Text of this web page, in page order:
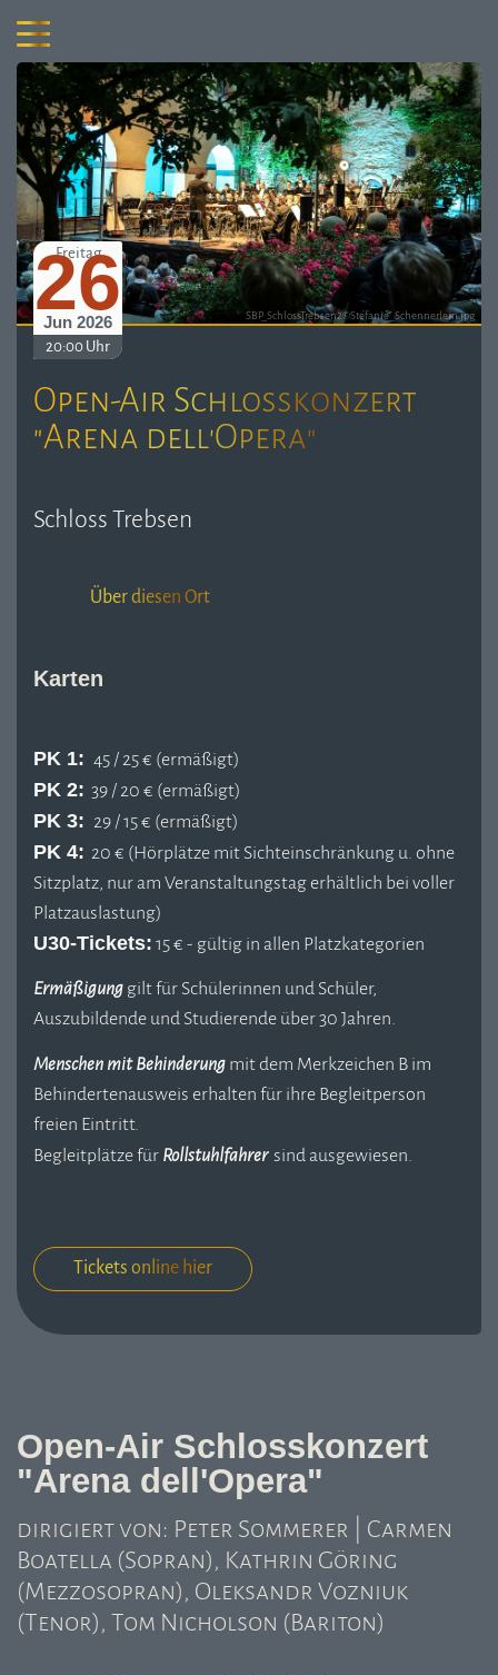
SBP_SchlossTrebsen2©Stefanie_Schennerlein.jpg
Freitag
26
Jun 2026
20:00 Uhr
Open-Air Schlosskonzert
"Arena dell'Opera"
Schloss Trebsen
Über diesen Ort
Karten
PK 1: 45 / 25 € (ermäßigt)
PK 2: 39 / 20 € (ermäßigt)
PK 3: 29 / 15 € (ermäßigt)
PK 4: 20 € (Hörplätze mit Sichteinschränkung u. ohne
Sitzplatz, nur am Veranstaltungstag erhältlich bei voller
Platzauslastung)
U30-Tickets: 15 € - gültig in allen Platzkategorien
Ermäßigung gilt für Schülerinnen und Schüler,
Auszubildende und Studierende über 30 Jahren.
Menschen mit Behinderung mit dem Merkzeichen B im
Behindertenausweis erhalten für ihre Begleitperson
freien Eintritt.
Begleitplätze für Rollstuhlfahrer sind ausgewiesen.
Tickets online hier
Open-Air Schlosskonzert
"Arena dell'Opera"
dirigiert von: Peter Sommerer | Carmen
Boatella (Sopran), Kathrin Göring
(Mezzosopran), Oleksandr Vozniuk
(Tenor), Tom Nicholson (Bariton)